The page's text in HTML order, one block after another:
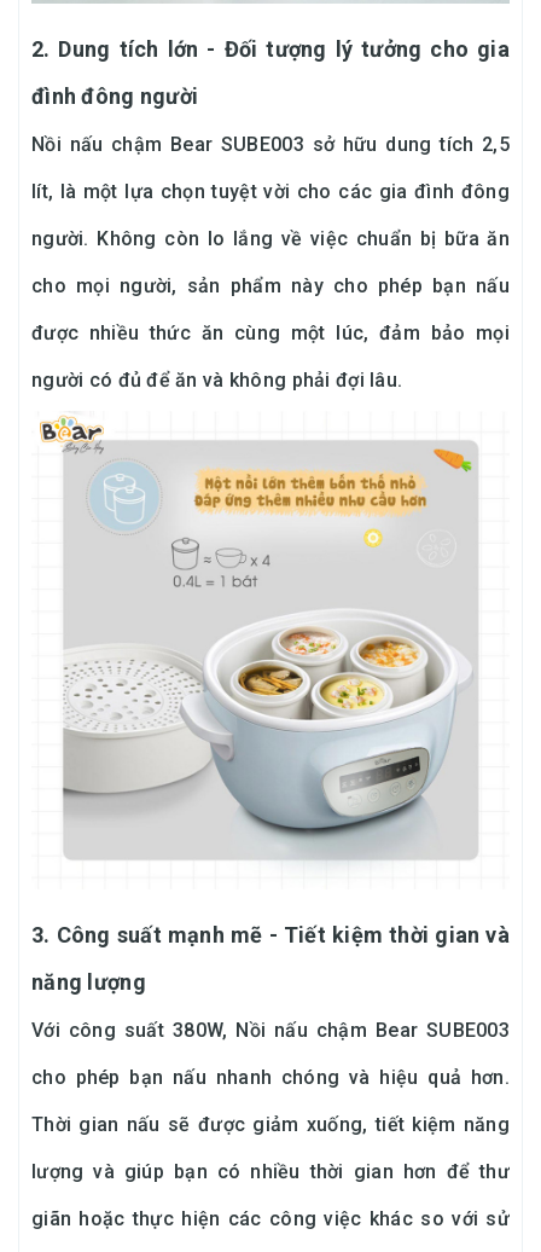
2. Dung tích lớn - Đối tượng lý tưởng cho gia
đình đông người
Nồi nấu chậm Bear SUBE003 sở hữu dung tích 2,5
lít, là một lựa chọn tuyệt vời cho các gia đình đông
người. Không còn lo lắng về việc chuẩn bị bữa ăn
cho mọi người, sản phẩm này cho phép bạn nấu
được nhiều thức ăn cùng một lúc, đảm bảo mọi
người có đủ để ăn và không phải đợi lâu.
3. Công suất mạnh mẽ - Tiết kiệm thời gian và
năng lượng
Với công suất 380W, Nồi nấu chậm Bear SUBE003
cho phép bạn nấu nhanh chóng và hiệu quả hơn.
Thời gian nấu sẽ được giảm xuống, tiết kiệm năng
lượng và giúp bạn có nhiều thời gian hơn để thư
giãn hoặc thực hiện các công việc khác so với sử